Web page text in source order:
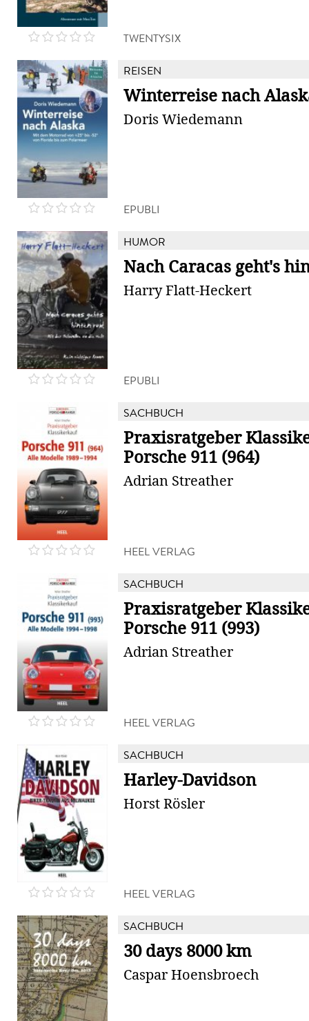
TWENTYSIX
REISEN
Winterreise nach
Doris Wiedemann
EPUBLI
HUMOR
Nach Caracas geht's
Harry Flatt-Heckert
EPUBLI
SACHBUCH
Praxisratgeber
Porsche 911 (964)
Adrian Streather
HEEL VERLAG
SACHBUCH
Praxisratgeber
Porsche 911 (993)
Adrian Streather
HEEL VERLAG
SACHBUCH
Harley-Davidson
Horst Rösler
HEEL VERLAG
SACHBUCH
30 days 8000 km
Caspar Hoensbroech